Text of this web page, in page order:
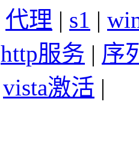
代理 | s1 |
http服务 | 序
vista激活 |